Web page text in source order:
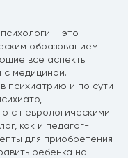
– это
образованием
все аспекты
с медициной.
психиатрию и по сути
с неврологическими
как и педагог-
для приобретения
ребенка на